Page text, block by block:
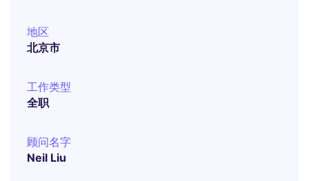
地区
北京市
工作类型
全职
顾问名字
Neil Liu